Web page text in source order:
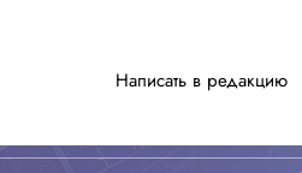
Написать в редакцию